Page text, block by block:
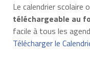
Le calendrier scolaire
téléchargeable au
facile à tous les
Télécharger le